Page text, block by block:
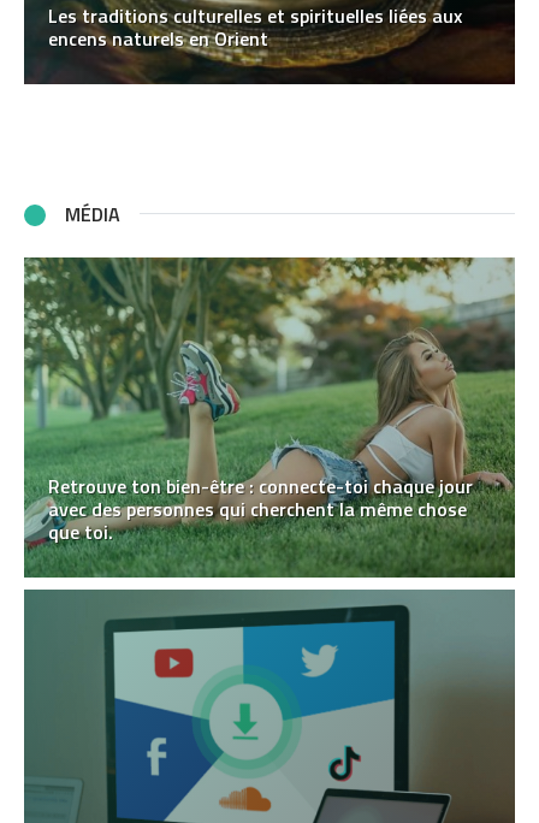
Les traditions culturelles et spirituelles liées aux
encens naturels en Orient
MÉDIA
Retrouve ton bien-être : connecte-toi chaque jour
avec des personnes qui cherchent la même chose
que toi.